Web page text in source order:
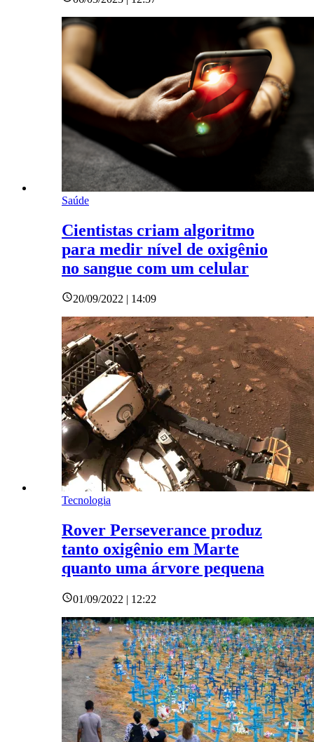
Saúde
Cientistas criam algoritmo
para medir nível de oxigênio
no sangue com um celular
20/09/2022 | 14:09
Tecnologia
Rover Perseverance produz
tanto oxigênio em Marte
quanto uma árvore pequena
01/09/2022 | 12:22